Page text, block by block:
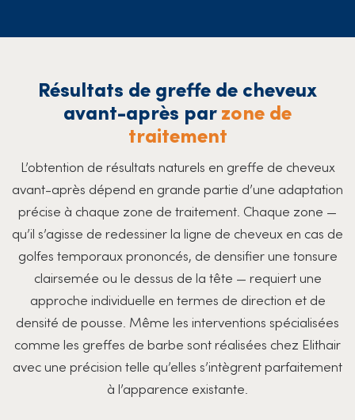
Résultats de greffe de cheveux
avant-après parzone de
traitement
L’obtention de résultats naturels en greffe de cheveux
avant-après dépend en grande partie d’une adaptation
précise à chaque zone de traitement. Chaque zone —
qu’il s’agisse de redessiner la ligne de cheveux en cas de
golfes temporaux prononcés, de densifier une tonsure
clairsemée ou le dessus de la tête — requiert une
approche individuelle en termes de direction et de
densité de pousse. Même les interventions spécialisées
comme les greffes de barbe sont réalisées chez Elithair
avec une précision telle qu’elles s’intègrent parfaitement
à l’apparence existante.